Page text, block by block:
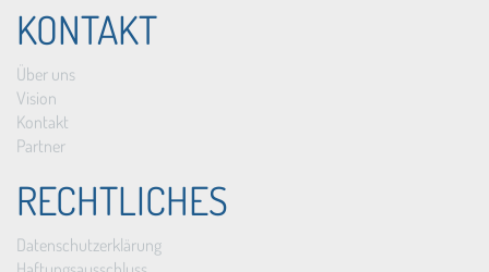
KONTAKT
Über uns
Vision
Kontakt
Partner
RECHTLICHES
Datenschutzerklärung